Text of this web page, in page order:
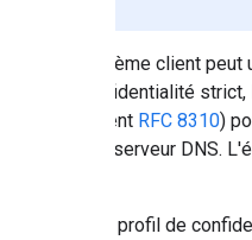
Un système client
de confidentialité
document RFC 8310)
vers le serveur DNS.
Avec le profil de